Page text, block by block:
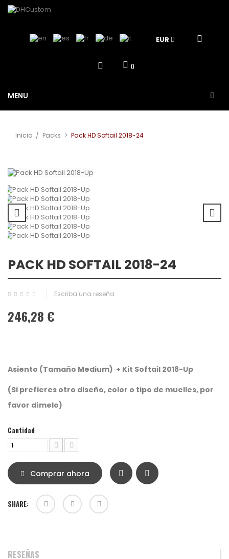
EUR
0
MENU
Inicio / Packs > Pack HD Softail 2018-24
PACK HD SOFTAIL 2018-24
Escriba una reseña
246,28 €
Asiento (Tamaño Medium) + Kit Softail 2018-Up
(Si prefieres otro diseño, color o tipo de muelles, por
favor dímelo)
Cantidad
Comprar ahora
SHARE:
RESEÑAS